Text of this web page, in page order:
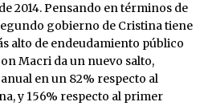
2014. Pensando en términos de
gobierno de Cristina tiene
alto de endeudamiento público
Macri da un nuevo salto,
en un 82% respecto al
y 156% respecto al primer